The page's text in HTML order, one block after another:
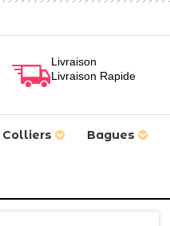
Livraison
Livraison Rapide
Colliers Bagues